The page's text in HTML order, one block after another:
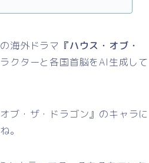
海外ドラマ 『ハウス・オブ・
クターと各国首脳をAI生成して
ブ・ザ・ドラゴン』のキャラに
。